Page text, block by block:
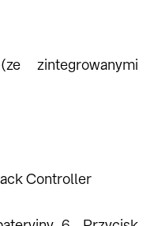
zintegrowanymi
Controller